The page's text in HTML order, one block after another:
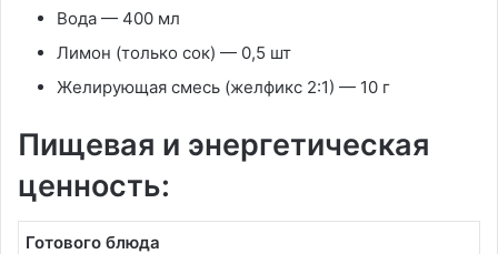
Вода — 400 мл
Лимон (только сок) — 0,5 шт
Желирующая смесь (желфикс 2:1) — 10 г
Пищевая и энергетическая
ценность:
Готового блюда